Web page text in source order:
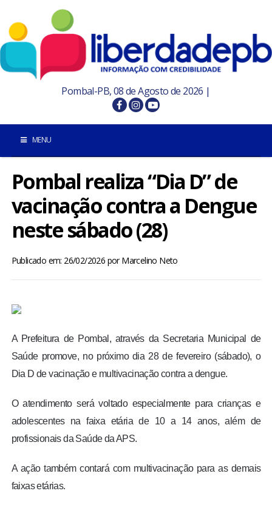
Pombal-PB, 08 de Agosto de 2026 |
MENU
POMBAL E REGIÃO
BRASIL
ENTRETENIMENTO
ENQUETE
FOTOS
Pombal realiza “Dia D” de
vacinação contra a Dengue
neste sábado (28)
Publicado em: 26/02/2026 porMarcelino Neto
A Prefeitura de Pombal, através da Secretaria Municipal de
Saúde promove, no próximo dia 28 de fevereiro (sábado), o
Dia D de vacinação e multivacinação contra a dengue.
O atendimento será voltado especialmente para crianças e
adolescentes na faixa etária de 10 a 14 anos, além de
profissionais da Saúde da APS.
A ação também contará com multivacinação para as demais
faixas etárias.